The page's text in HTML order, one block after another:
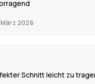
2026
Schnitt leicht zu